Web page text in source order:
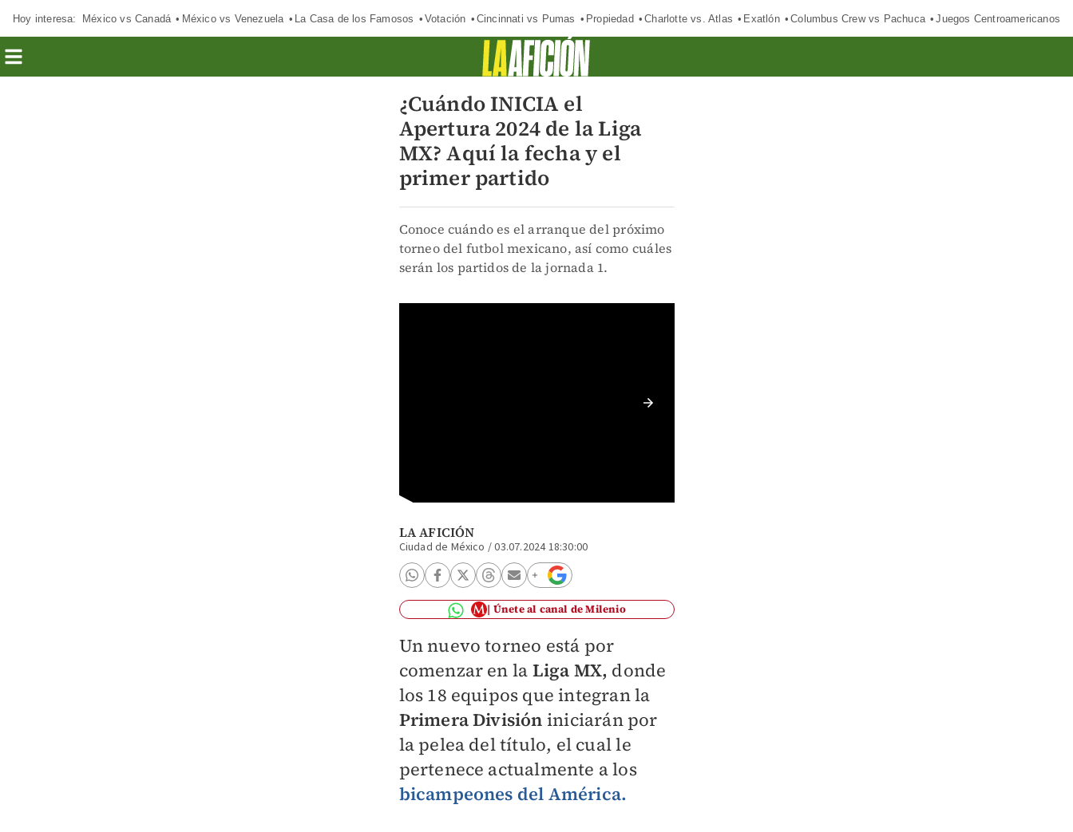
Hoy interesa: México vs Canadá México vs Venezuela La Casa de los Famosos Votación Cincinnati vs Pumas Propiedad Charlotte vs. Atlas Exatlón Columbus Crew vs Pachuca Juegos Centroamericanos
¿Cuándo INICIA el
Apertura 2024 de la Liga
MX? Aquí la fecha y el
primer partido
Conoce cuándo es el arranque del próximo
torneo del futbol mexicano, así como cuáles
serán los partidos de la jornada 1.
LA AFICIÓN
Ciudad de México /03.07.2024 18:30:00
Únete al canal de Milenio
Un nuevo torneo está por
comenzar en la Liga MX, donde
los 18 equipos que integran la
Primera División iniciarán por
la pelea del título, el cual le
pertenece actualmente a los
bicampeones del América.